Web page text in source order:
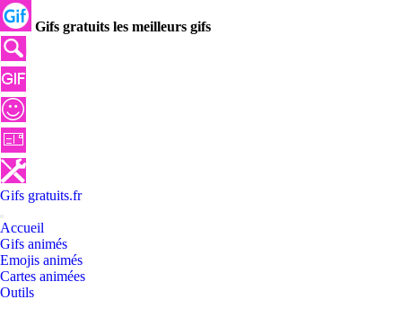
Gifs gratuits les meilleurs gifs
Gifs gratuits.fr
Accueil
Gifs animés
Emojis animés
Cartes animées
Outils